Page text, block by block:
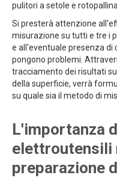
pulitori a setole e
Si presterà attenzione
misurazione su tutti e tre i
e all'eventuale presenza di
pongono problemi.
tracciamento dei risultati
della superficie, verrà
su quale sia il metodo di
L'importanza
elettroutensili
preparazione